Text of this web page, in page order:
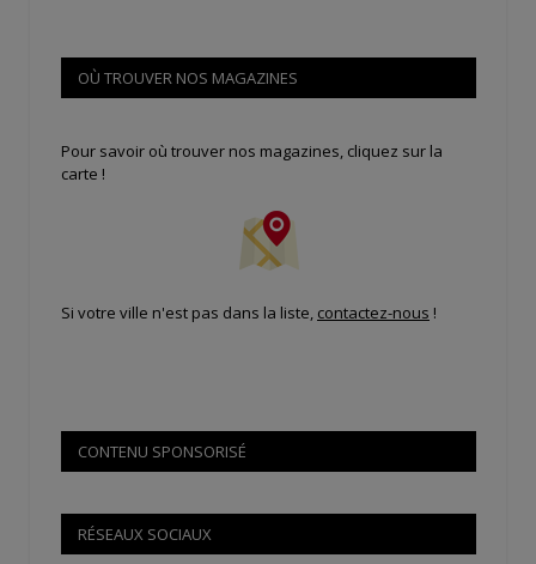
OÙ TROUVER NOS MAGAZINES
Pour savoir où trouver nos magazines, cliquez sur la
carte !
Si votre ville n'est pas dans la liste, contactez-nous !
CONTENU SPONSORISÉ
RÉSEAUX SOCIAUX